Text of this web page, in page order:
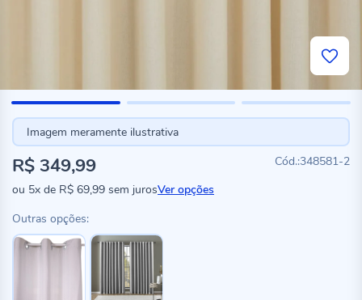
Imagem meramente ilustrativa
348581-2
R$ 349,99
ou 5x de R$ 69,99 sem jurosVer opções
Outras opções: